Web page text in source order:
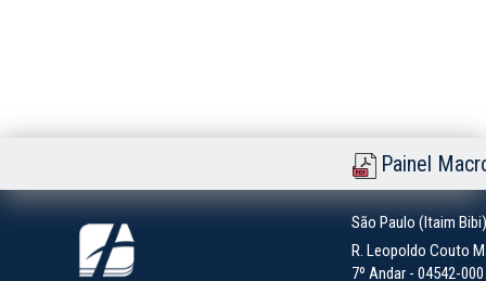
Painel
São Paulo (Itaim Bibi)
R. Leopoldo Couto
7º Andar - 04542-